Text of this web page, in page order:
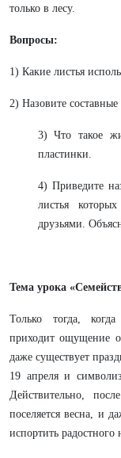
только в лесу.
Вопросы:
1) Какие листья
2) Назовите
3) Что такое
пластинки.
4) Приведите
листья
друзьями.
Тема урока
Только тогда,
приходит ощущение
даже существует
19 апреля и
Действительно,
поселяется весна, и
испортить радостного